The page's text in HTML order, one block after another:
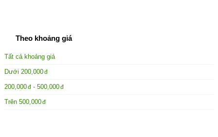
Theo khoảng giá
Tất cả khoảng giá
Dưới 200,000
200,000 - 500,000
Trên 500,000